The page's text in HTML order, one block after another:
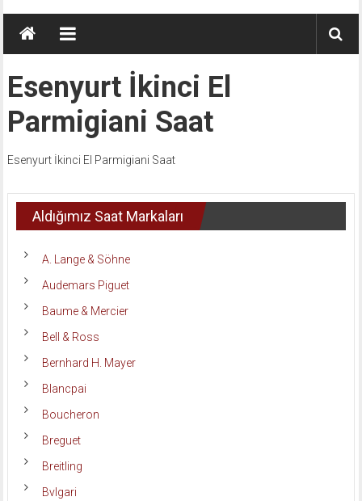
Esenyurt İkinci El
Parmigiani Saat
Esenyurt İkinci El Parmigiani Saat
Aldığımız Saat Markaları
A. Lange & Söhne
Audemars Piguet
Baume & Mercier
Bell & Ross
Bernhard H. Mayer
Blancpai
Boucheron
Breguet
Breitling
Bvlgari